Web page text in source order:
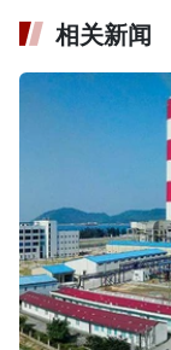
相关新闻